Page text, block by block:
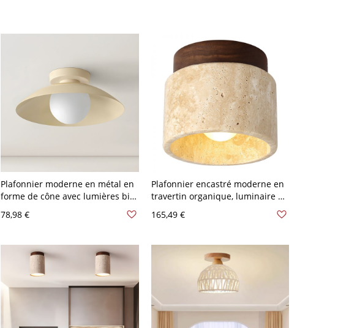
Plafonnier moderne en métal en
forme de cône avec lumières bi-
110 V-120 V
78,98 €
Plafonnier encastré moderne en
travertin organique, luminaire de
massif style Japandi pour entrée
Noyer
165,49 €